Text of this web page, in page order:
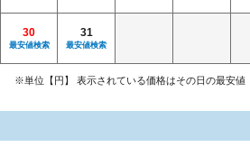
30
最安値検索
31
最安値検索
※単位【円】 表示されている価格はその日の最安値